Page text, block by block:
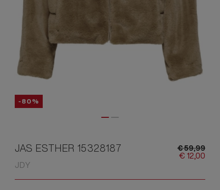
-80%
JAS ESTHER 15328187
JDY
€59,99
€ 12,00